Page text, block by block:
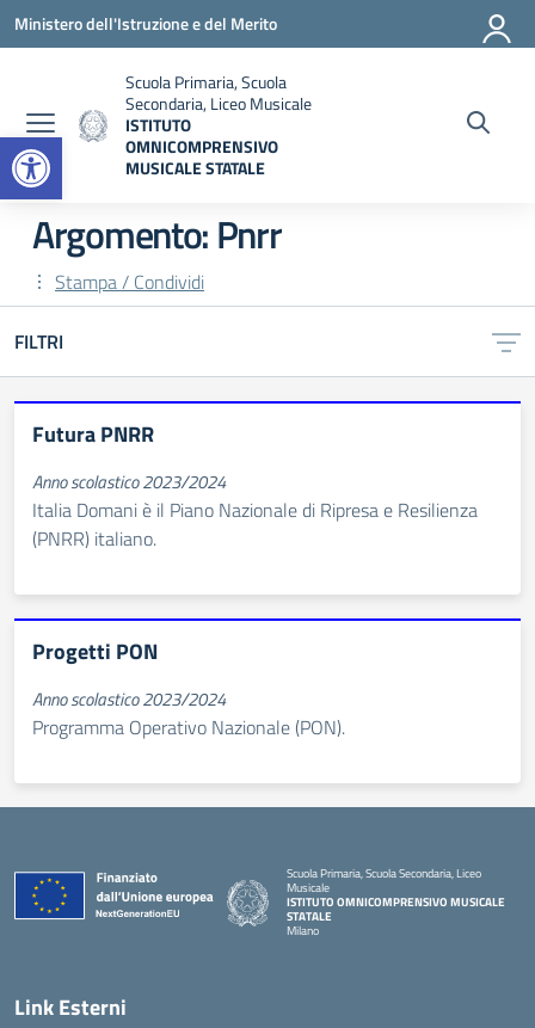
Open toolbar
Vai ai contenuti
Vai al menu di navigazione
Vai al footer
Ministero dell'Istruzione e del Merito
Scuola Primaria, Scuola
Secondaria, Liceo Musicale
ISTITUTO
OMNICOMPRENSIVO
MUSICALE STATALE
Argomento: Pnrr
Stampa / Condividi
FILTRI
Futura PNRR
Anno scolastico 2023/2024
Italia Domani è il Piano Nazionale di Ripresa e Resilienza
(PNRR) italiano.
Progetti PON
Anno scolastico 2023/2024
Programma Operativo Nazionale (PON).
Scuola Primaria, Scuola Secondaria, Liceo
Musicale
ISTITUTO OMNICOMPRENSIVO MUSICALE
STATALE
Milano
Link Esterni